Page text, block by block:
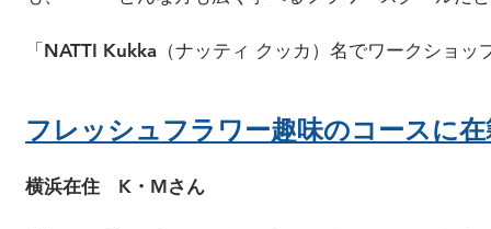
「NATTI Kukka（ナッティ クッカ）名でワークショッ
フレッシュフラワー趣味のコースに
横浜在住 K・Mさん